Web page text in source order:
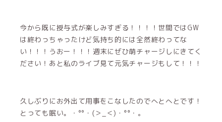
今から既に授与式が楽しみすぎる！！！！世間ではGW
は終わっちゃったけど気持ち的には全然終わってな
い！！！うおー！！！週末にぜひ萌チャージしにきてく
ださい！あと私のライブ見て元気チャージもして！！！
久しぶりにお外出て用事をこなしたのでへとへとです！
とっても眠い。・°°・(＞_＜)・°°・。